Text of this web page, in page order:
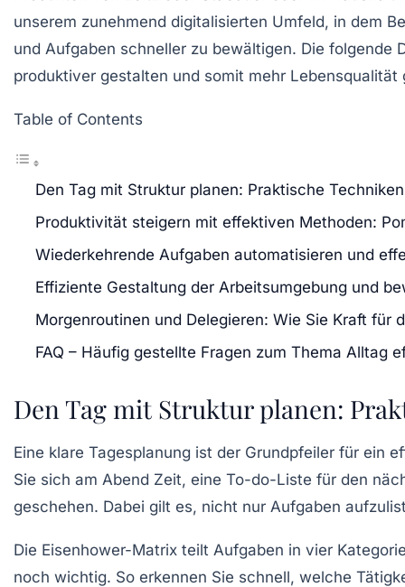
unserem zunehmend digitalisierten Umfeld, in dem
und Aufgaben schneller zu bewältigen. Die
produktiver gestalten und somit mehr Lebensqualität
Table of Contents
Den Tag mit Struktur planen: Praktische
Produktivität steigern mit effektiven Methoden:
Wiederkehrende Aufgaben automatisieren und
Effiziente Gestaltung der Arbeitsumgebung und
Morgenroutinen und Delegieren: Wie Sie Kraft für
FAQ – Häufig gestellte Fragen zum Thema Alltag
Den Tag mit Struktur planen:
Eine klare Tagesplanung ist der Grundpfeiler für ein
Sie sich am Abend Zeit, eine To-do-Liste für den
geschehen. Dabei gilt es, nicht nur Aufgaben
Die Eisenhower-Matrix teilt Aufgaben in vier
noch wichtig. So erkennen Sie schnell, welche